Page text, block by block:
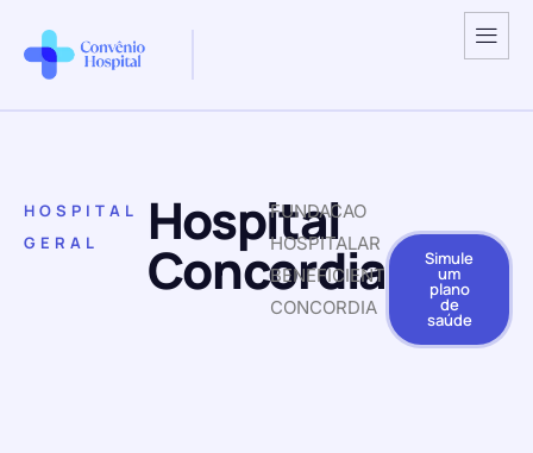
HOSPITAL
GERAL
Hospital
Concordia
FUNDACAO
HOSPITALAR
BENEFICIENTE
CONCORDIA
Simule
um
plano
de
saúde